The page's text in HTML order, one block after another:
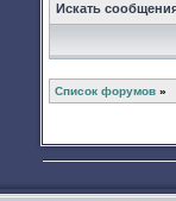
Искать
Список форумов »